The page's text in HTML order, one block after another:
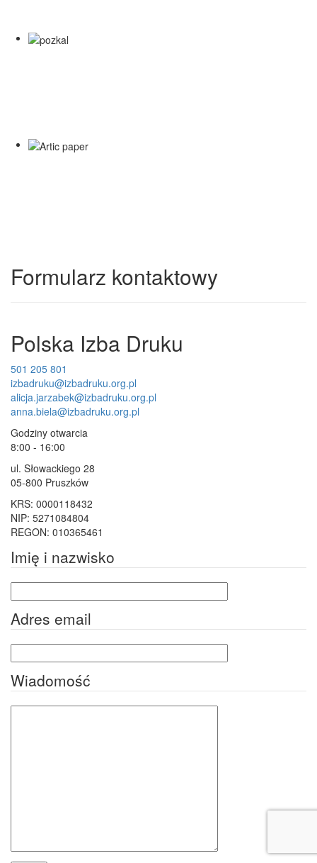
Formularz kontaktowy
Polska Izba Druku
501 205 801
izbadruku@izbadruku.org.pl
alicja.jarzabek@izbadruku.org.pl
anna.biela@izbadruku.org.pl
Godziny otwarcia
8:00 - 16:00
ul. Słowackiego 28
05-800 Pruszków
KRS: 0000118432
NIP: 5271084804
REGON: 010365461
Imię i nazwisko
Adres email
Wiadomość